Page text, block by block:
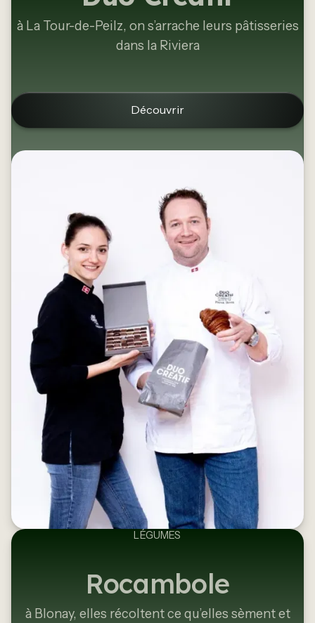
à La Tour-de-Peilz, on s’arrache leurs pâtisseries
dans la Riviera
Découvrir
LÉGUMES
Rocambole
à Blonay, elles récoltent ce qu’elles sèment et